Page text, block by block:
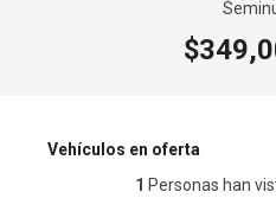
Vehículos en oferta
1 Personas han